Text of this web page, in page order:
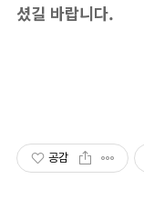
셨길 바랍니다.
공감